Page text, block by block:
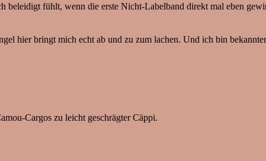
beleidigt fühlt, wenn die erste Nicht-Labelband direkt mal eben
hier bringt mich echt ab und zu zum lachen. Und ich bin
Cargos zu leicht geschrägter Cäppi.